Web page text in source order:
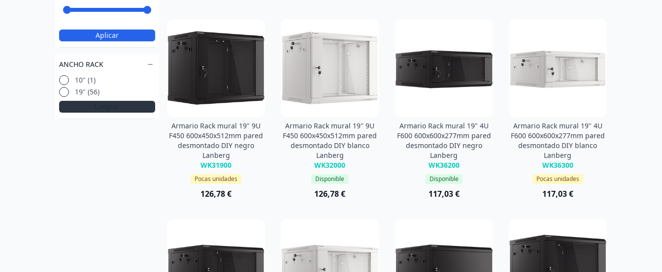
Aplicar
ANCHO RACK
10" (1)
19" (56)
Armario Rack mural 19" 9U
F450 600x450x512mm pared
desmontado DIY negro
Lanberg
WK31900
Pocas unidades
126,78 €
Armario Rack mural 19" 9U
F450 600x450x512mm pared
desmontado DIY blanco
Lanberg
WK32000
Disponible
126,78 €
Armario Rack mural 19" 4U
F600 600x600x277mm pared
desmontado DIY negro
Lanberg
WK36200
Disponible
117,03 €
Armario Rack mural 19" 4U
F600 600x600x277mm pared
desmontado DIY blanco
Lanberg
WK36300
Pocas unidades
117,03 €